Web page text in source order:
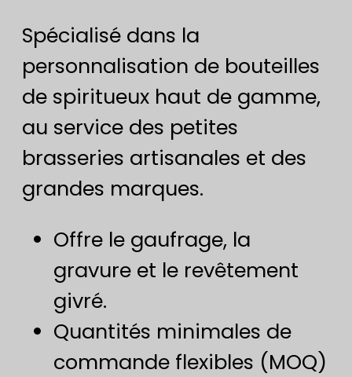
Spécialisé dans la
personnalisation de bouteilles
de spiritueux haut de gamme,
au service des petites
brasseries artisanales et des
grandes marques.
Offre le gaufrage, la
gravure et le revêtement
givré.
Quantités minimales de
commande flexibles (MOQ)